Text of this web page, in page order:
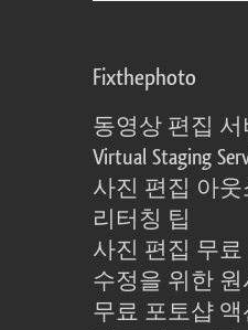
Fixthephoto
동영상 편집 서
Virtual Staging
사진 편집 아웃
리터칭 팁
사진 편집 무료
수정을 위한 원
무료 포토샵 액